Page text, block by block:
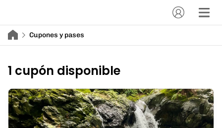
Cupones y pases
1 cupón disponible